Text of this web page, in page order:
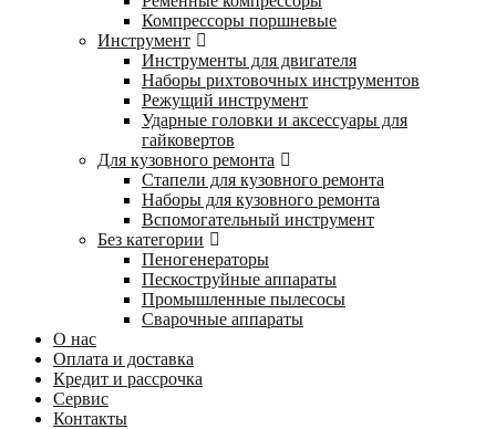
Компрессоры поршневые
Инструмент
Инструменты для двигателя
Наборы рихтовочных инструментов
Режущий инструмент
Ударные головки и аксессуары для
гайковертов
Для кузовного ремонта
Стапели для кузовного ремонта
Наборы для кузовного ремонта
Вспомогательный инструмент
Без категории
Пеногенераторы
Пескоструйные аппараты
Промышленные пылесосы
Сварочные аппараты
О нас
Оплата и доставка
Кредит и рассрочка
Сервис
Контакты